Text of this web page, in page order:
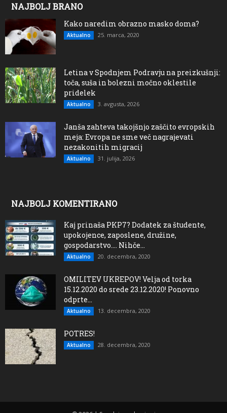
NAJBOLJ BRANO
Kako naredim obrazno masko doma?
Aktualno 25. marca, 2020
Letina v Spodnjem Podravju na preizkušnji:
toča, suša in bolezni močno oklestile
pridelek
Aktualno 3. avgusta, 2026
Janša zahteva takojšnjo zaščito evropskih
meja: Evropa ne sme več nagrajevati
nezakonitih migracij
Aktualno 31. julija, 2026
NAJBOLJ KOMENTIRANO
Kaj prinaša PKP7? Dodatek za študente,
upokojence, zaposlene, družine,
gospodarstvo…. Nihče...
Aktualno 20. decembra, 2020
OMILITEV UKREPOV! Velja od torka
15.12.2020 do srede 23.12.2020! Ponovno
odprte...
Aktualno 13. decembra, 2020
POTRES!
Aktualno 28. decembra, 2020